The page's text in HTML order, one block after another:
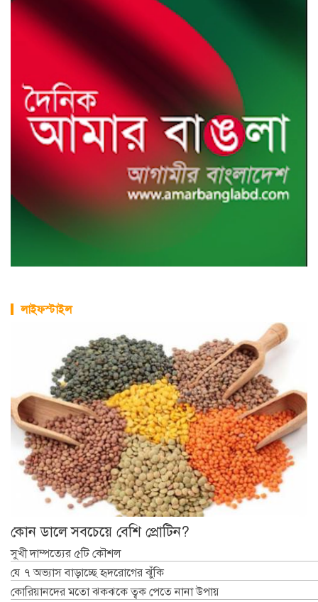
লাইফস্টাইল
কোন ডালে সবচেয়ে বেশি প্রোটিন?
সুখী দাম্পত্যের ৫টি কৌশল
যে ৭ অভ্যাস বাড়াচ্ছে হৃদরোগের ঝুঁকি
কোরিয়ানদের মতো ঝকঝকে ত্বক পেতে নানা উপায়